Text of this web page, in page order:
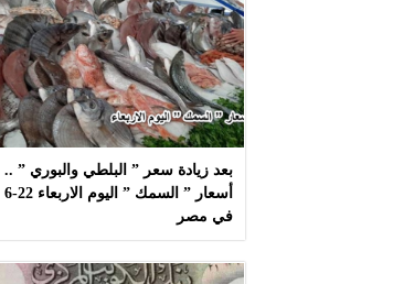
بعد زيادة سعر ” البلطي والبوري ” ..
أسعار ” السمك ” اليوم الاربعاء 22-6
في مصر